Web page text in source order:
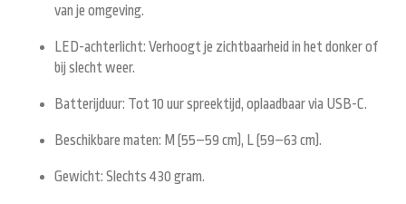
van je omgeving.
LED-achterlicht: Verhoogt je zichtbaarheid in het donker of
bij slecht weer.
Batterijduur: Tot 10 uur spreektijd, oplaadbaar via USB-C.
Beschikbare maten: M (55–59 cm), L (59–63 cm).
Gewicht: Slechts 430 gram.